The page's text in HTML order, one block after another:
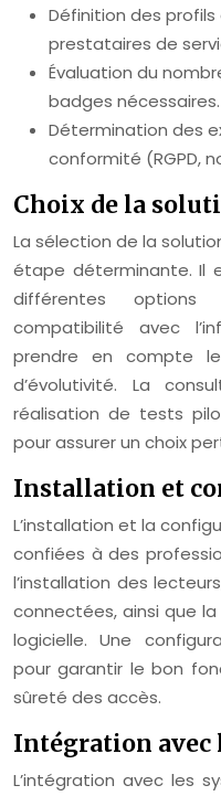
Définition des profils
prestataires de
Évaluation du
badges nécessaires.
Détermination des
conformité (RGPD,
Choix de la
La sélection de la
étape déterminante. Il
différentes options
compatibilité avec
prendre en compte
d’évolutivité. La
réalisation de tests
pour assurer un choix
Installation et
L’installation et la
confiées à des
l’installation des
connectées, ainsi que
logicielle. Une
pour garantir le bon
sûreté des accès.
Intégration avec
L’intégration avec les